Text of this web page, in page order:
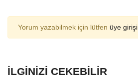
Yorum yazabilmek için lütfen üye girişi
İLGINIZI ÇEKEBILIR